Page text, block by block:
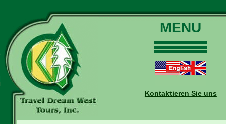
MENU
Touren
Daten und Preise
Buchungen
Kontaktieren Sie uns